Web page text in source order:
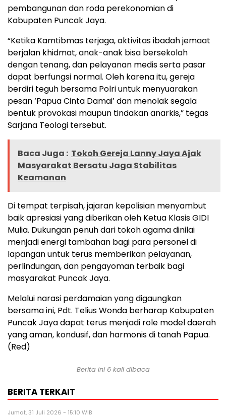
pembangunan dan roda perekonomian di
Kabupaten Puncak Jaya.
“Ketika Kamtibmas terjaga, aktivitas ibadah jemaat
berjalan khidmat, anak-anak bisa bersekolah
dengan tenang, dan pelayanan medis serta pasar
dapat berfungsi normal. Oleh karena itu, gereja
berdiri teguh bersama Polri untuk menyuarakan
pesan ‘Papua Cinta Damai’ dan menolak segala
bentuk provokasi maupun tindakan anarkis,” tegas
Sarjana Teologi tersebut.
Baca Juga : Tokoh Gereja Lanny Jaya Ajak
Masyarakat Bersatu Jaga Stabilitas
Keamanan
Di tempat terpisah, jajaran kepolisian menyambut
baik apresiasi yang diberikan oleh Ketua Klasis GIDI
Mulia. Dukungan penuh dari tokoh agama dinilai
menjadi energi tambahan bagi para personel di
lapangan untuk terus memberikan pelayanan,
perlindungan, dan pengayoman terbaik bagi
masyarakat Puncak Jaya.
Melalui narasi perdamaian yang digaungkan
bersama ini, Pdt. Telius Wonda berharap Kabupaten
Puncak Jaya dapat terus menjadi role model daerah
yang aman, kondusif, dan harmonis di tanah Papua.
(Red)
Berita ini 6 kali dibaca
BERITA TERKAIT
Jumat, 31 Juli 2026 - 15:10 WIB